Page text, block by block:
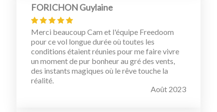
FORICHON Guylaine
Merci beaucoup Cam et l'équipe Freedoom
pour ce vol longue durée où toutes les
conditions étaient réunies pour me faire vivre
un moment de pur bonheur au gré des vents,
des instants magiques où le rêve touche la
réalité.
Août 2023